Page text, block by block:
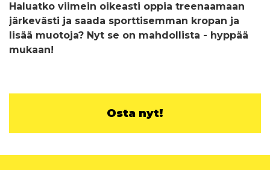
Haluatko viimein oikeasti oppia treenaamaan
järkevästi ja saada sporttisemman kropan ja
lisää muotoja? Nyt se on mahdollista - hyppää
mukaan!
Osta nyt!